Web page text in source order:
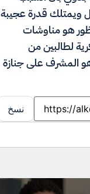
ويمتلك قدرة عجيبة
هو مناوشات
لطالبين من
هو المشرف على جنازة
نسخ